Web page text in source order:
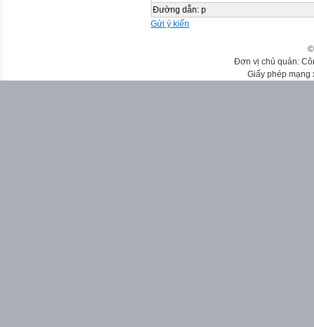
Đường dẫn: p
Gửi ý kiến
Đơn vị chủ quản:
Giấy phép mạng